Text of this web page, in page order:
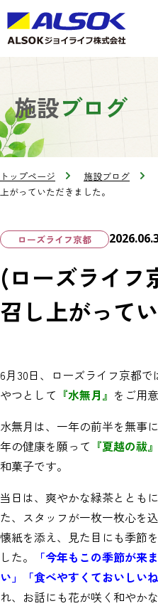
施設ブログ
トップページ 施設ブログ
上がっていただきました。
ローズライフ京都
(ローズライフ
召し上がって
6月30日、ローズライフ京都
やつとして 『水無月』 をご用
水無月は、一年の前半を無事
年の健康を願って 『夏越の祓』
和菓子です。
当日は、爽やかな緑茶ととも
た、スタッフが一枚一枚心を
懐紙を添え、見た目にも季節
した。
「今年もこの季節が来
い」「食べやすくておいしいね
れ、お話にも花が咲く和やか